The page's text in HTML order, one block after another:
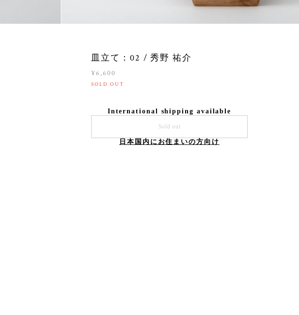
皿立て：02 / 秀野 祐介
¥6,600
SOLD OUT
International shipping available
Sold out
日本国内にお住まいの方向け